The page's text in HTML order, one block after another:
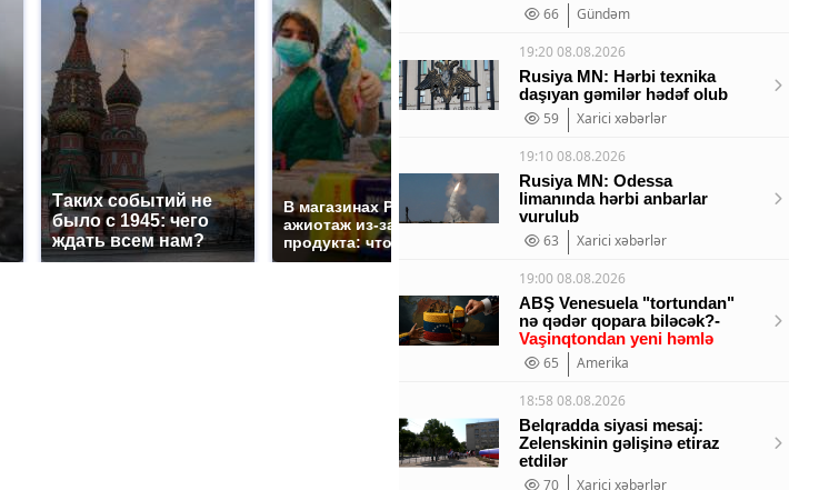
Таких событий не
было с 1945: чего
ждать всем нам?
В магазинах России
ажиотаж из-за этого
продукта: что купить?
СМИ: В Химках на
полицейскую
машину напали и
подожгли.
Где
66
Gündəm
19:20 08.08.2026
Rusiya MN: Hərbi texnika
daşıyan gəmilər hədəf olub
59
Xarici xəbərlər
19:10 08.08.2026
Rusiya MN: Odessa
limanında hərbi anbarlar
vurulub
63
Xarici xəbərlər
19:00 08.08.2026
ABŞ Venesuela "tortundan"
nə qədər qopara biləcək?-
Vaşinqtondan yeni həmlə
65
Amerika
18:58 08.08.2026
Belqradda siyasi mesaj:
Zelenskinin gəlişinə etiraz
etdilər
70
Xarici xəbərlər